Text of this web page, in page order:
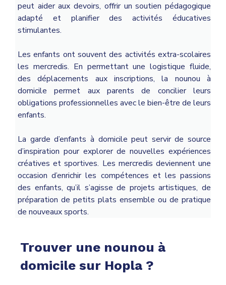
peut aider aux devoirs, offrir un soutien pédagogique
adapté et planifier des activités éducatives
stimulantes.
Les enfants ont souvent des activités extra-scolaires
les mercredis. En permettant une logistique fluide,
des déplacements aux inscriptions, la nounou à
domicile permet aux parents de concilier leurs
obligations professionnelles avec le bien-être de leurs
enfants.
La garde d’enfants à domicile peut servir de source
d’inspiration pour explorer de nouvelles expériences
créatives et sportives. Les mercredis deviennent une
occasion d’enrichir les compétences et les passions
des enfants, qu’il s’agisse de projets artistiques, de
préparation de petits plats ensemble ou de pratique
de nouveaux sports.
Trouver une nounou à
domicile sur Hopla ?